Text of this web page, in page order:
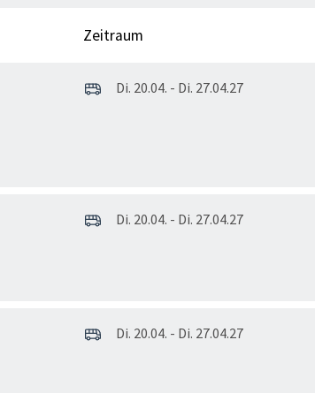
Zeitraum
Di. 20.04. - Di. 27.04.27
Di. 20.04. - Di. 27.04.27
Di. 20.04. - Di. 27.04.27